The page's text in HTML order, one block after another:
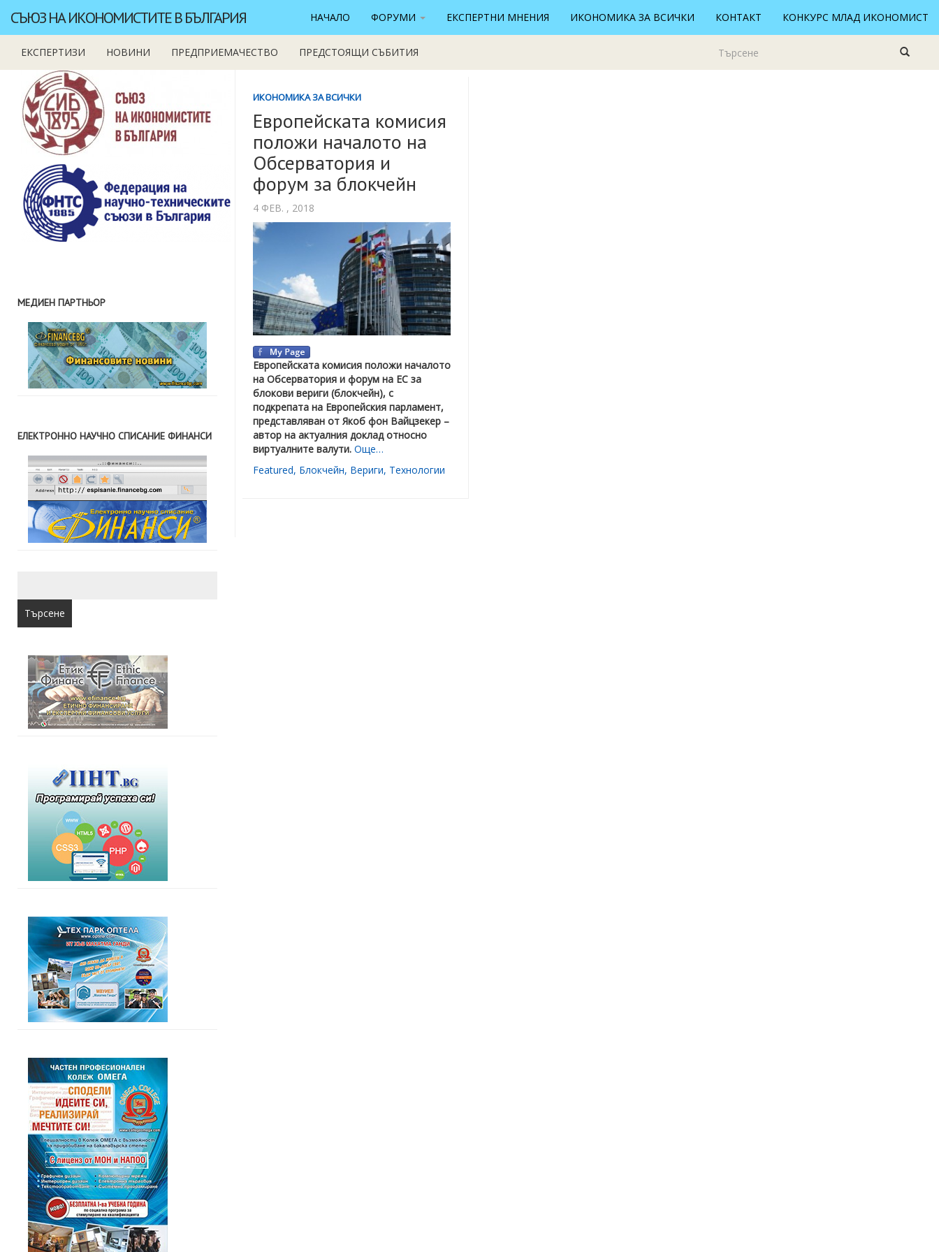
СЪЮЗ НА ИКОНОМИСТИТЕ В БЪЛГАРИЯ НАЧАЛО ФОРУМИ ЕКСПЕРТНИ МНЕНИЯ ИКОНОМИКА ЗА ВСИЧКИ КОНТАКТ КОНКУРС МЛАД ИКОНОМИСТ
ЕКСПЕРТИЗИ НОВИНИ ПРЕДПРИЕМАЧЕСТВО ПРЕДСТОЯЩИ СЪБИТИЯ
ИКОНОМИКА ЗА ВСИЧКИ
Европейската комисия
положи началото на
Обсерватория и
форум за блокчейн
4 ФЕВ. , 2018
Европейската комисия положи началото
на Обсерватория и форум на ЕС за
блокови вериги (блокчейн), с
подкрепата на Европейския парламент,
представляван от Якоб фон Вайцзекер –
автор на актуалния доклад относно
виртуалните валути. Още…
Featured, Блокчейн, Вериги, Технологии
МЕДИЕН ПАРТНЬОР
ЕЛЕКТРОННО НАУЧНО СПИСАНИЕ ФИНАНСИ